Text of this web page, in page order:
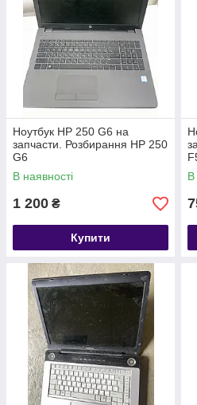
Ноутбук HP 250 G6 на
запчасти. Розбирання HP 250
G6
В наявності
1 200 ₴
Купити
В